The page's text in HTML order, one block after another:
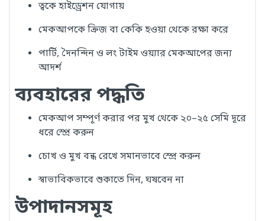
ত্বকে হাইড্রেশন যোগায়
মেকআপকে ক্রিজ বা কেকি হওয়া থেকে রক্ষা করে
পার্টি, দৈনন্দিন ও লং টাইম ওয়্যার মেকআপের জন্য
আদর্শ
ব্যবহারের পদ্ধতি
মেকআপ সম্পূর্ণ করার পর মুখ থেকে ২০–২৫ সেমি দূরে
ধরে স্প্রে করুন
চোখ ও মুখ বন্ধ রেখে সমানভাবে স্প্রে করুন
স্বাভাবিকভাবে শুকাতে দিন, ঘষবেন না
উপাদানসমূহ